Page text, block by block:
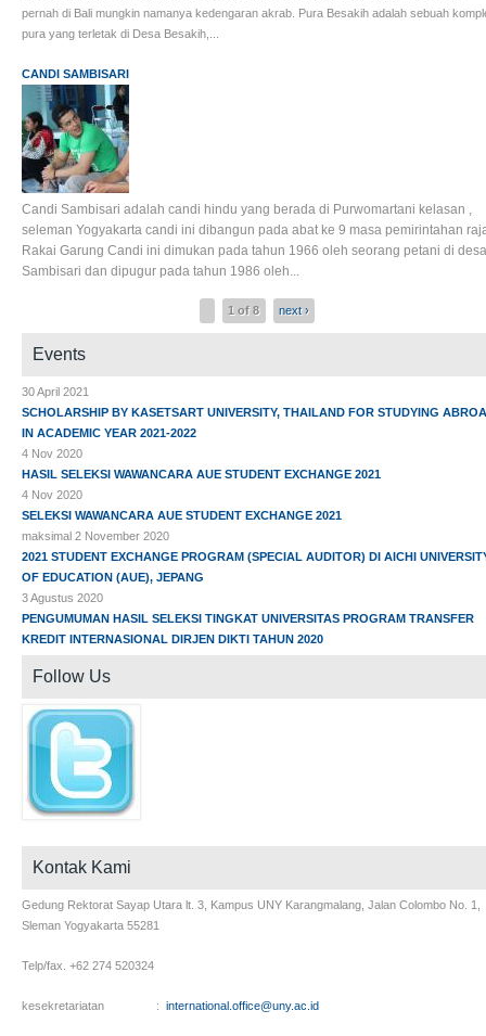
pernah di Bali mungkin namanya kedengaran akrab. Pura Besakih adalah sebuah
pura yang terletak di Desa Besakih,...
CANDI SAMBISARI
Candi Sambisari adalah candi hindu yang berada di Purwomartani kelasan ,
seleman Yogyakarta candi ini dibangun pada abat ke 9 masa pemirintahan
Rakai Garung Candi ini dimukan pada tahun 1966 oleh seorang petani di desa
Sambisari dan dipugur pada tahun 1986 oleh...
1 of 8 next ›
Events
30 April 2021
SCHOLARSHIP BY KASETSART UNIVERSITY, THAILAND FOR STUDYING
IN ACADEMIC YEAR 2021-2022
4 Nov 2020
HASIL SELEKSI WAWANCARA AUE STUDENT EXCHANGE 2021
4 Nov 2020
SELEKSI WAWANCARA AUE STUDENT EXCHANGE 2021
maksimal 2 November 2020
2021 STUDENT EXCHANGE PROGRAM (SPECIAL AUDITOR) DI AICHI
OF EDUCATION (AUE), JEPANG
3 Agustus 2020
PENGUMUMAN HASIL SELEKSI TINGKAT UNIVERSITAS PROGRAM TRANSFER
KREDIT INTERNASIONAL DIRJEN DIKTI TAHUN 2020
Follow Us
Kontak Kami
Gedung Rektorat Sayap Utara lt. 3, Kampus UNY Karangmalang, Jalan Colombo No. 1,
Sleman Yogyakarta 55281
Telp/fax. +62 274 520324
kesekretariatan : international.office@uny.ac.id